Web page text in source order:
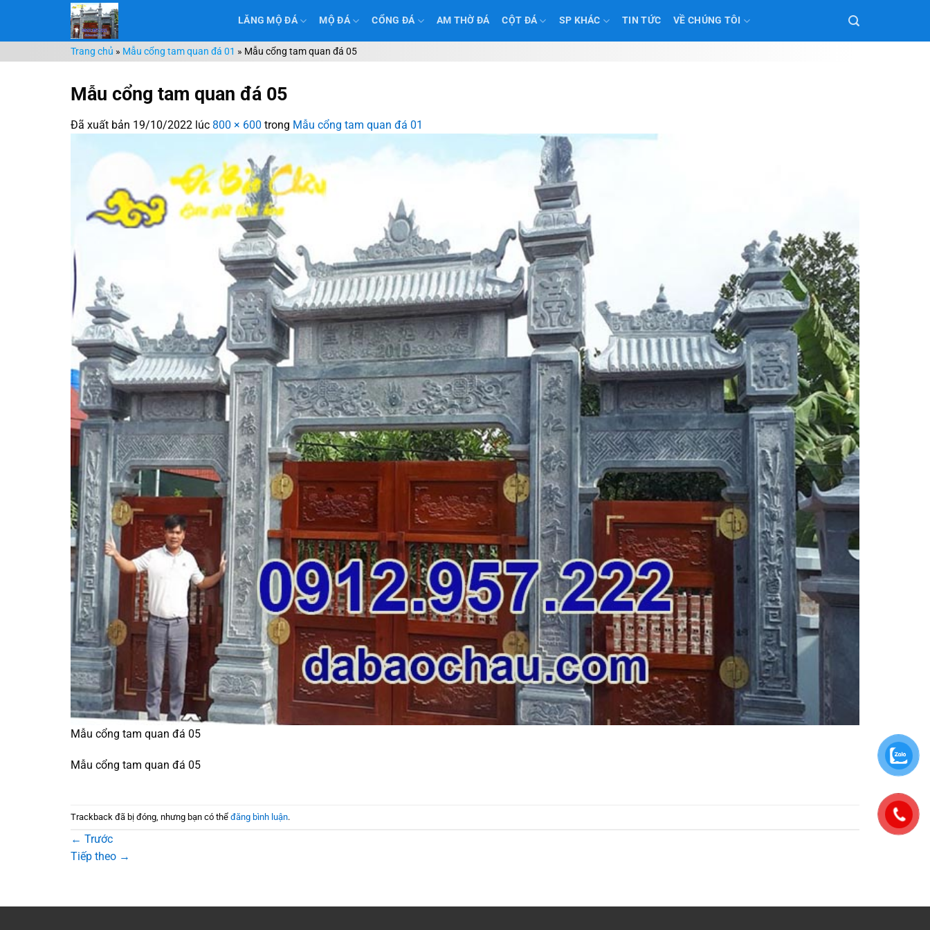
nội
dung
LĂNG MỘ ĐÁ MỘ ĐÁ CỔNG ĐÁ AM THỜ ĐÁ CỘT ĐÁ SP KHÁC TIN TỨC VỀ CHÚNG TÔI
Trang chủ » Mẫu cổng tam quan đá 01 » Mẫu cổng tam quan đá 05
Mẫu cổng tam quan đá 05
Đã xuất bản 19/10/2022 lúc 800 × 600 trong Mẫu cổng tam quan đá 01
Mẫu cổng tam quan đá 05
Mẫu cổng tam quan đá 05
Trackback đã bị đóng, nhưng bạn có thể đăng bình luận.
← Trước
Tiếp theo →